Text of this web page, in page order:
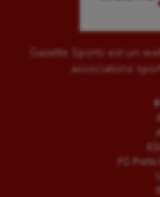
Gazette Sports est un
associations
FC